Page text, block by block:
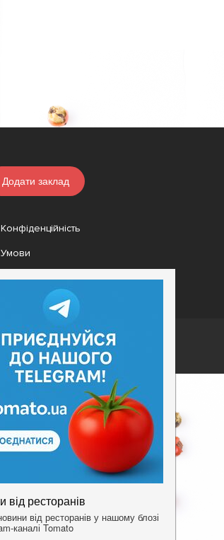
Додати заклад
Конфіденційність
Умови